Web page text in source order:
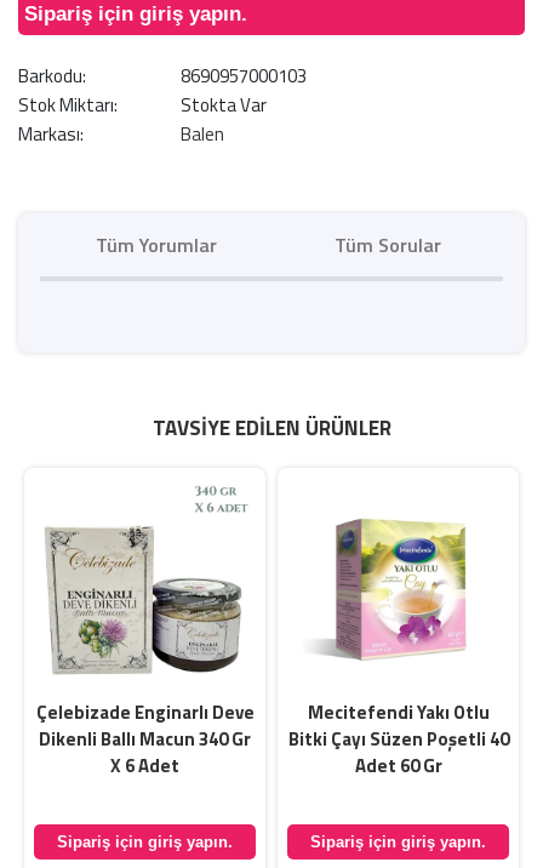
Sipariş için giriş yapın.
Barkodu:
8690957000103
Stok Miktarı:
Stokta Var
Markası:
Balen
Tüm Yorumlar Tüm Sorular
TAVSIYE EDILEN ÜRÜNLER
Çelebizade Enginarlı Deve
Dikenli Ballı Macun 340 Gr
X 6 Adet
Sipariş için giriş yapın.
Mecitefendi Yakı Otlu
Bitki Çayı Süzen Poşetli 40
Adet 60 Gr
Sipariş için giriş yapın.